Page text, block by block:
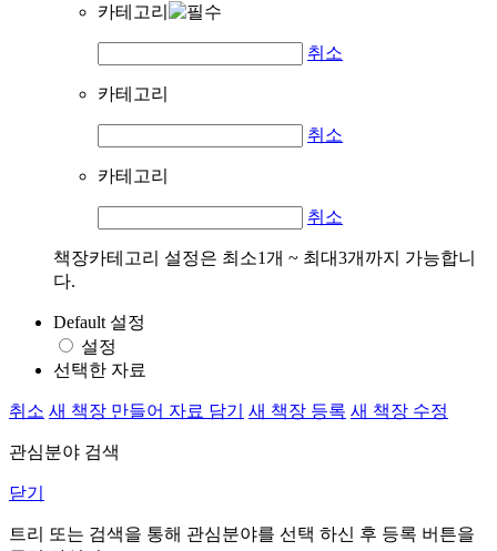
카테고리
취소
카테고리
취소
카테고리
취소
책장카테고리 설정은 최소1개 ~ 최대3개까지 가능합니
다.
Default 설정
설정
선택한 자료
취소 새 책장 만들어 자료 담기 새 책장 등록 새 책장 수정
관심분야 검색
닫기
트리 또는 검색을 통해 관심분야를 선택 하신 후 등록 버튼을